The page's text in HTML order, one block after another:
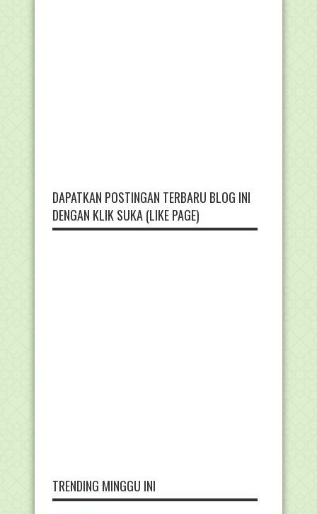
DAPATKAN POSTINGAN TERBARU BLOG INI
DENGAN KLIK SUKA (LIKE PAGE)
TRENDING MINGGU INI